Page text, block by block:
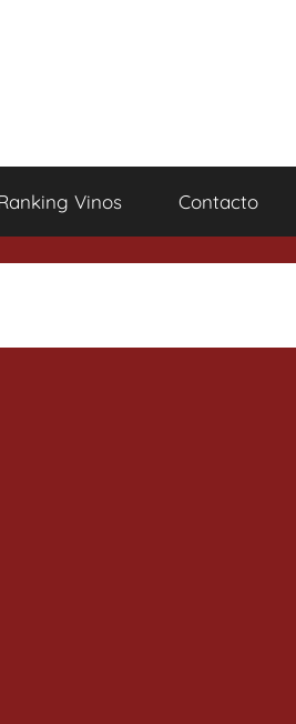
Vinos Contacto